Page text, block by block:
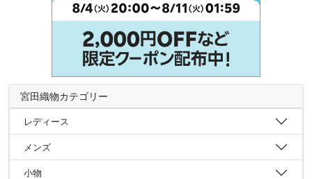
宮田織物カテゴリー
レディース
メンズ
小物